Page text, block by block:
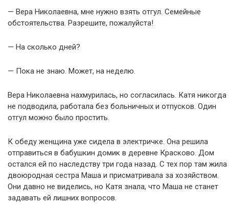
— Вера Николаевна, мне нужно взять отгул. Семейные
обстоятельства. Разрешите, пожалуйста!
— На сколько дней?
— Пока не знаю. Может, на неделю.
Вера Николаевна нахмурилась, но согласилась. Катя никогда
не подводила, работала без больничных и отпусков. Один
отгул можно было простить.
К обеду женщина уже сидела в электричке. Она решила
отправиться в бабушкин домик в деревне Красково. Дом
остался ей по наследству три года назад. С тех пор там жила
двоюродная сестра Маша и присматривала за хозяйством.
Они давно не виделись, но Катя знала, что Маша не станет
задавать ей лишних вопросов.